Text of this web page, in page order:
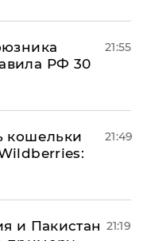
РФ 30
21:55
кошельки
21:49
и Пакистан 21:19